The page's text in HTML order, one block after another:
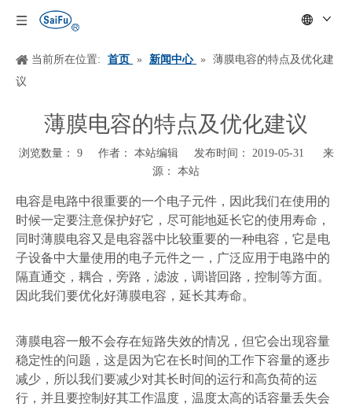
当前所在位置: 首页 » 新闻中心 »
薄膜电容的特点及优化建
议
薄膜电容的特点及优化建议
浏览数量： 9作者： 本站编辑 发布时间： 2019-05-31 来
源： 本站
["wechat","weibo","qzone","douban","email"]
电容是电路中很重要的一个电子元件，因此我们在使用的
时候一定要注意保护好它，尽可能地延长它的使用寿命，
同时薄膜电容又是电容器中比较重要的一种电容，它是电
子设备中大量使用的电子元件之一，广泛应用于电路中的
隔直通交，耦合，旁路，滤波，调谐回路，控制等方面。
因此我们要优化好薄膜电容，延长其寿命。
薄膜电容一般不会存在短路失效的情况，但它会出现容量
稳定性的问题，这是因为它在长时间的工作下容量的逐步
减少，所以我们要减少对其长时间的运行和高负荷的运
行，并且要控制好其工作温度，温度太高的话容量丢失会